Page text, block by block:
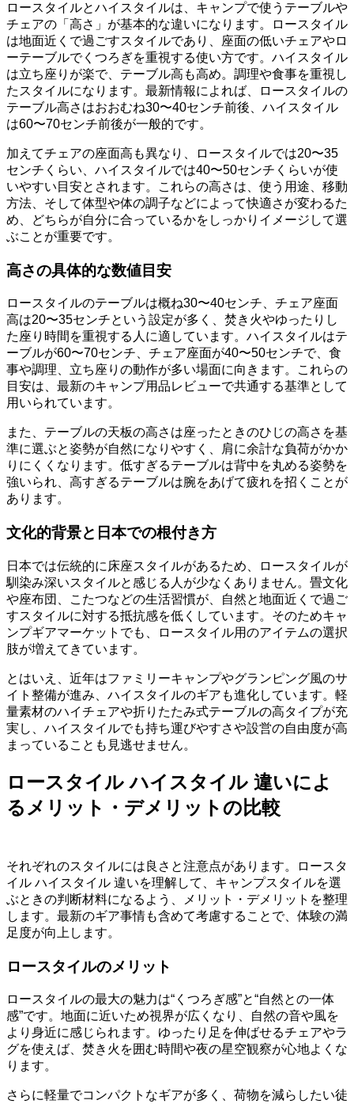
ロースタイルとハイスタイルは、キャンプで使うテーブルや
チェアの「高さ」が基本的な違いになります。ロースタイル
は地面近くで過ごすスタイルであり、座面の低いチェアやロ
ーテーブルでくつろぎを重視する使い方です。ハイスタイル
は立ち座りが楽で、テーブル高も高め。調理や食事を重視し
たスタイルになります。最新情報によれば、ロースタイルの
テーブル高さはおおむね30〜40センチ前後、ハイスタイル
は60〜70センチ前後が一般的です。
加えてチェアの座面高も異なり、ロースタイルでは20〜35
センチくらい、ハイスタイルでは40〜50センチくらいが使
いやすい目安とされます。これらの高さは、使う用途、移動
方法、そして体型や体の調子などによって快適さが変わるた
め、どちらが自分に合っているかをしっかりイメージして選
ぶことが重要です。
高さの具体的な数値目安
ロースタイルのテーブルは概ね30〜40センチ、チェア座面
高は20〜35センチという設定が多く、焚き火やゆったりし
た座り時間を重視する人に適しています。ハイスタイルはテ
ーブルが60〜70センチ、チェア座面が40〜50センチで、食
事や調理、立ち座りの動作が多い場面に向きます。これらの
目安は、最新のキャンプ用品レビューで共通する基準として
用いられています。
また、テーブルの天板の高さは座ったときのひじの高さを基
準に選ぶと姿勢が自然になりやすく、肩に余計な負荷がかか
りにくくなります。低すぎるテーブルは背中を丸める姿勢を
強いられ、高すぎるテーブルは腕をあげて疲れを招くことが
あります。
文化的背景と日本での根付き方
日本では伝統的に床座スタイルがあるため、ロースタイルが
馴染み深いスタイルと感じる人が少なくありません。畳文化
や座布団、こたつなどの生活習慣が、自然と地面近くで過ご
すスタイルに対する抵抗感を低くしています。そのためキャ
ンプギアマーケットでも、ロースタイル用のアイテムの選択
肢が増えてきています。
とはいえ、近年はファミリーキャンプやグランピング風のサ
イト整備が進み、ハイスタイルのギアも進化しています。軽
量素材のハイチェアや折りたたみ式テーブルの高タイプが充
実し、ハイスタイルでも持ち運びやすさや設営の自由度が高
まっていることも見逃せません。
ロースタイル ハイスタイル 違いによ
るメリット・デメリットの比較
それぞれのスタイルには良さと注意点があります。ロースタ
イル ハイスタイル 違いを理解して、キャンプスタイルを選
ぶときの判断材料になるよう、メリット・デメリットを整理
します。最新のギア事情も含めて考慮することで、体験の満
足度が向上します。
ロースタイルのメリット
ロースタイルの最大の魅力は“くつろぎ感”と“自然との一体
感”です。地面に近いため視界が広くなり、自然の音や風を
より身近に感じられます。ゆったり足を伸ばせるチェアやラ
グを使えば、焚き火を囲む時間や夜の星空観察が心地よくな
ります。
さらに軽量でコンパクトなギアが多く、荷物を減らしたい徒